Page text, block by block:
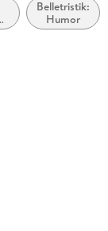
Belletristik:
Humor